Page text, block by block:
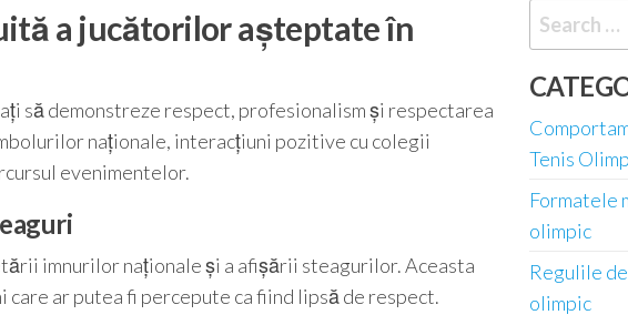
a jucătorilor așteptate în
să demonstreze respect, profesionalism și respectarea
naționale, interacțiuni pozitive cu colegii
evenimentelor.
imnurilor naționale și a afișării steagurilor. Aceasta
care ar putea fi percepute ca fiind lipsă de respect.
Search
for:
Tenis
Formatele
olimpic
Regulile
olimpic